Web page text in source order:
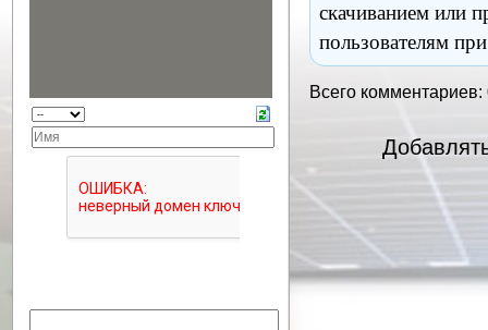
скачиванием или
пользователям
Всего комментариев: